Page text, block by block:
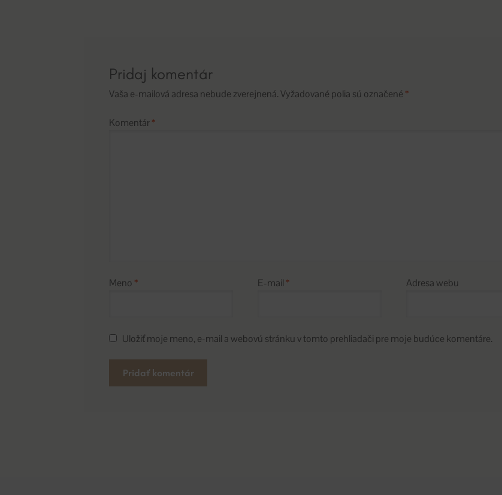
Pridaj komentár
Vaša e-mailová adresa nebude zverejnená.Vyžadované polia sú označené *
Komentár*
Meno * E-mail * Adresa webu
Uložiť moje meno, e-mail a webovú stránku v tomto prehliadači pre moje budúce komentáre.